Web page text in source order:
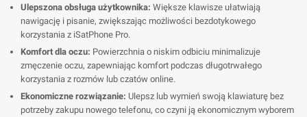
Ulepszona obsługa użytkownika: Większe klawisze ułatwiają
nawigację i pisanie, zwiększając możliwości bezdotykowego
korzystania z iSatPhone Pro.
Komfort dla oczu: Powierzchnia o niskim odbiciu minimalizuje
zmęczenie oczu, zapewniając komfort podczas długotrwałego
korzystania z rozmów lub czatów online.
Ekonomiczne rozwiązanie: Ulepsz lub wymień swoją klawiaturę bez
potrzeby zakupu nowego telefonu, co czyni ją ekonomicznym wyborem